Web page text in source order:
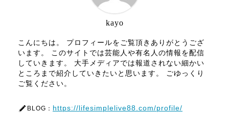
kayo
こんにちは。 プロフィールをご覧頂きありがとうござ
います。 このサイトでは芸能人や有名人の情報を配信
していきます。 大手メディアでは報道されない細かい
ところまで紹介していきたいと思います。 ごゆっくり
ご覧ください。
BLOG： https://lifesimplelive88.com/profile/